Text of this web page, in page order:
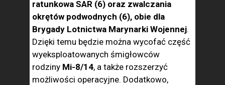
ratunkowa SAR (6) oraz zwalczania
okrętów podwodnych (6), obie dla
Brygady Lotnictwa Marynarki Wojennej.
Dzięki temu będzie można wycofać część
wyeksploatowanych śmigłowców
rodziny Mi-8/14, a także rozszerzyć
możliwości operacyjne. Dodatkowo,